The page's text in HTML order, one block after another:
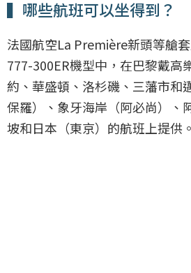
▍哪些航班可以坐得到？
法國航空La Première新頭等艙
777-300ER機型中，在巴黎戴高
約、華盛頓、洛杉磯、三藩市和
保羅）、象牙海岸（阿必尚）、
坡和日本（東京）的航班上提供。